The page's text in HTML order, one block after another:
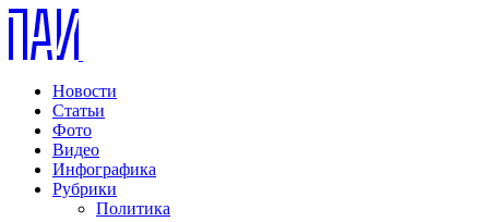
Новости
Статьи
Фото
Видео
Инфографика
Рубрики
Политика